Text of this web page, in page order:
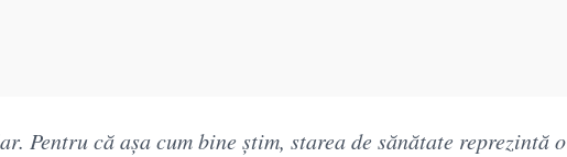
Pentru că așa cum bine știm, starea de sănătate reprezintă o